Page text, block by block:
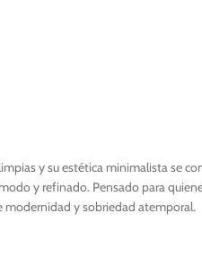
y su estética minimalista se
y refinado. Pensado para
modernidad y sobriedad atemporal.